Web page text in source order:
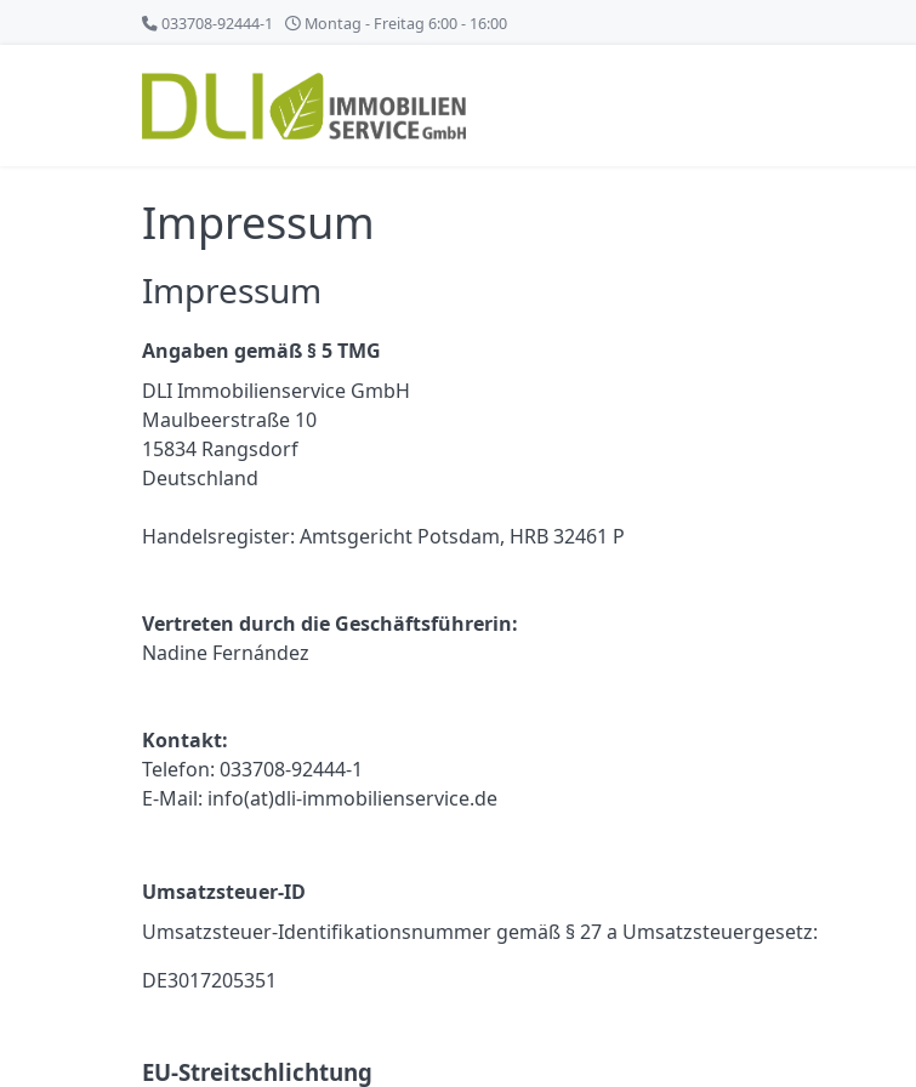
033708-92444-1 Montag - Freitag 6:00 - 16:00
Impressum
Impressum
Angaben gemäß § 5 TMG
DLI Immobilienservice GmbH
Maulbeerstraße 10
15834 Rangsdorf
Deutschland
Handelsregister: Amtsgericht Potsdam, HRB 32461 P
Vertreten durch die Geschäftsführerin:
Nadine Fernández
Kontakt:
Telefon: 033708-92444-1
E-Mail: info(at)dli-immobilienservice.de
Umsatzsteuer-ID
Umsatzsteuer-Identifikationsnummer gemäß § 27 a Umsatzsteuergesetz:
DE3017205351
EU-Streitschlichtung